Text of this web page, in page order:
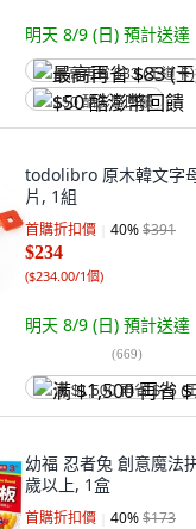
明天 8/9 (日) 預計送達
最高再省 $83 (王道卡)
$50 酷澎幣回饋
todolibro 原木韓文字
片, 1組
首購折扣價 40%$391
$234
($234.00/1個)
明天 8/9 (日) 預計送達
(669)
满 $1,500 再省 $75 (
幼福 忍者兔 創意魔法
歲以上, 1盒
首購折扣價 40%$173